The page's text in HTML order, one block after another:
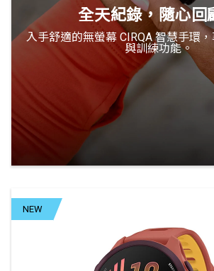
全天紀錄，隨心回
入手舒適的無螢幕 CIRQA 智慧手環
與訓練功能。
NEW